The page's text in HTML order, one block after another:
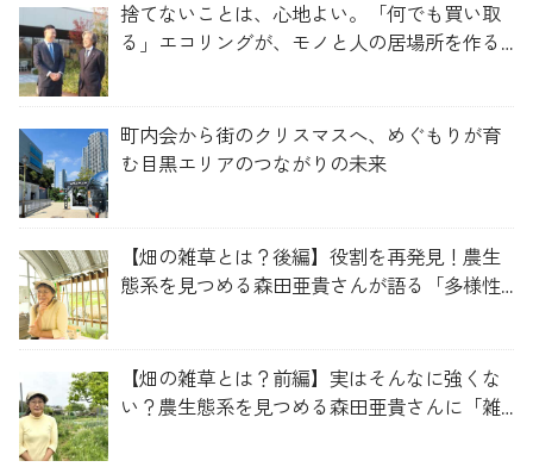
捨てないことは、心地よい。「何でも買い取
る」エコリングが、モノと人の居場所を作る
町内会から街のクリスマスへ、めぐもりが育
む目黒エリアのつながりの未来
【畑の雑草とは？後編】役割を再発見！農生
態系を見つめる森田亜貴さんが語る「多様性
【畑の雑草とは？前編】実はそんなに強くな
い？農生態系を見つめる森田亜貴さんに「雑